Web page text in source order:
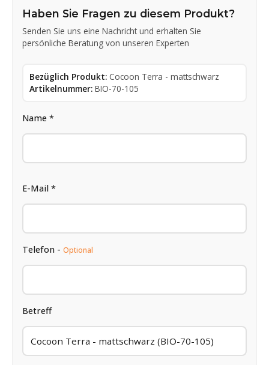
Haben Sie Fragen zu diesem Produkt?
Senden Sie uns eine Nachricht und erhalten Sie
persönliche Beratung von unseren Experten
Bezüglich Produkt: Cocoon Terra - mattschwarz
Artikelnummer: BIO-70-105
Name *
E-Mail *
Telefon - Optional
Betreff